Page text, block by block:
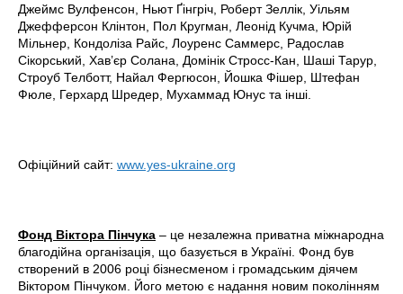
Джеймс Вулфенсон, Ньют Ґінгріч, Роберт Зеллік, Уільям
Джефферсон Клінтон, Пол Кругман, Леонід Кучма, Юрій
Мільнер, Кондоліза Райс, Лоуренс Саммерс, Радослав
Сікорський, Хав’єр Солана, Домінік Стросс-Кан, Шаші Тарур,
Строуб Телботт, Найал Фергюсон, Йошка Фішер, Штефан
Фюле, Герхард Шредер, Мухаммад Юнус та інші.
Офіційний сайт: www.yes-ukraine.org
Фонд Віктора Пінчука – це незалежна приватна міжнародна
благодійна організація, що базується в Україні. Фонд був
створений в 2006 році бізнесменом і громадським діячем
Віктором Пінчуком. Його метою є надання новим поколінням